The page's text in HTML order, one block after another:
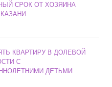
СРОК ОТ ХОЗЯИНА
КВАРТИРУ В ДОЛЕВОЙ
С
ДЕТЬМИ